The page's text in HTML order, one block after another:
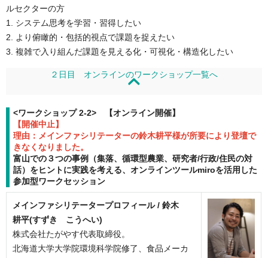
ルセクターの方
1. システム思考を学習・習得したい
2. より俯瞰的・包括的視点で課題を捉えたい
3. 複雑で入り組んだ課題を見える化・可視化・構造化したい
２日目 オンラインのワークショップ一覧へ
<ワークショップ 2-2> 【オンライン開催】
【開催中止】
理由：メインファシリテーターの鈴木耕平様が所要により登壇で
きなくなりました。
富山での３つの事例（集落、循環型農業、研究者/行政/住民の対
話）をヒントに実践を考える、オンラインツールmiroを活用した
参加型ワークセッション
メインファシリテータープロフィール / 鈴木
耕平(すずき こうへい)
株式会社たがやす代表取締役。
北海道大学大学院環境科学院修了、食品メーカ